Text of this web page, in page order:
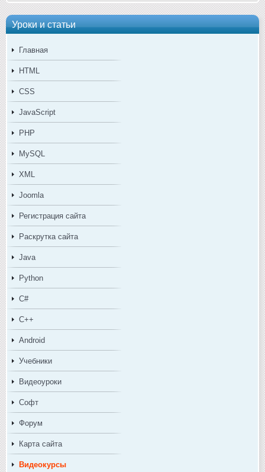
Уроки и статьи
Главная
HTML
CSS
JavaScript
PHP
MySQL
XML
Joomla
Регистрация сайта
Раскрутка сайта
Java
Python
C#
C++
Android
Учебники
Видеоуроки
Софт
Форум
Карта сайта
Видеокурсы